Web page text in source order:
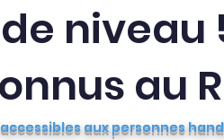
niveau
au
aux personnes